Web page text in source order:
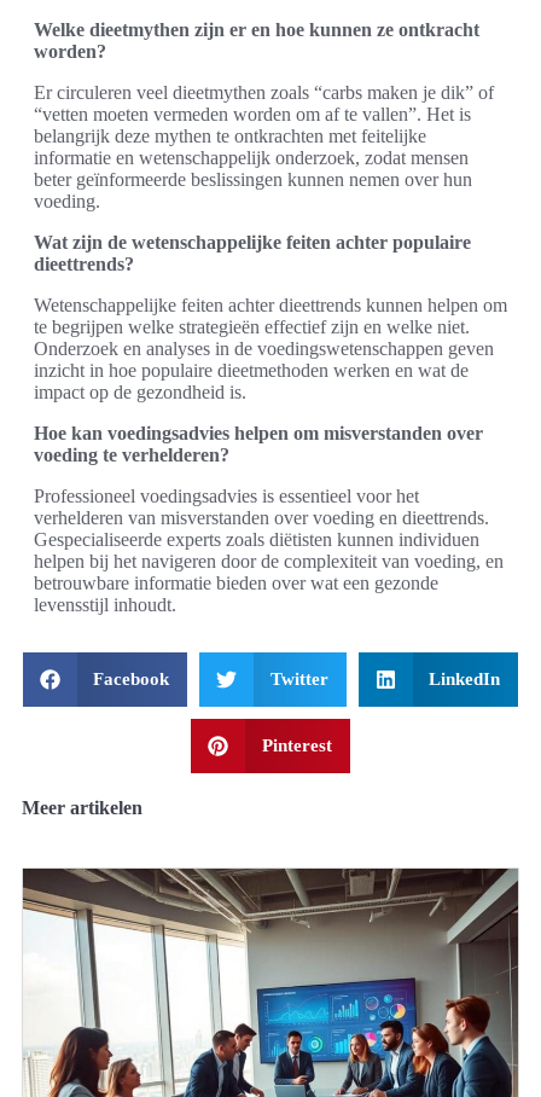
Welke dieetmythen zijn er en hoe kunnen ze ontkracht
worden?
Er circuleren veel dieetmythen zoals “carbs maken je dik” of
“vetten moeten vermeden worden om af te vallen”. Het is
belangrijk deze mythen te ontkrachten met feitelijke
informatie en wetenschappelijk onderzoek, zodat mensen
beter geïnformeerde beslissingen kunnen nemen over hun
voeding.
Wat zijn de wetenschappelijke feiten achter populaire
dieettrends?
Wetenschappelijke feiten achter dieettrends kunnen helpen om
te begrijpen welke strategieën effectief zijn en welke niet.
Onderzoek en analyses in de voedingswetenschappen geven
inzicht in hoe populaire dieetmethoden werken en wat de
impact op de gezondheid is.
Hoe kan voedingsadvies helpen om misverstanden over
voeding te verhelderen?
Professioneel voedingsadvies is essentieel voor het
verhelderen van misverstanden over voeding en dieettrends.
Gespecialiseerde experts zoals diëtisten kunnen individuen
helpen bij het navigeren door de complexiteit van voeding, en
betrouwbare informatie bieden over wat een gezonde
levensstijl inhoudt.
Facebook Twitter LinkedIn
Pinterest
Meer artikelen